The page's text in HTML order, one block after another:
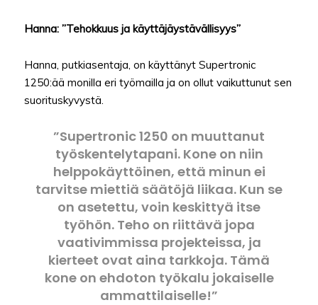
Hanna: ”Tehokkuus ja käyttäjäystävällisyys”
Hanna, putkiasentaja, on käyttänyt Supertronic
1250:ää monilla eri työmailla ja on ollut vaikuttunut sen
suorituskyvystä.
”Supertronic 1250 on muuttanut
työskentelytapani. Kone on niin
helppokäyttöinen, että minun ei
tarvitse miettiä säätöjä liikaa. Kun se
on asetettu, voin keskittyä itse
työhön. Teho on riittävä jopa
vaativimmissa projekteissa, ja
kierteet ovat aina tarkkoja. Tämä
kone on ehdoton työkalu jokaiselle
ammattilaiselle!”